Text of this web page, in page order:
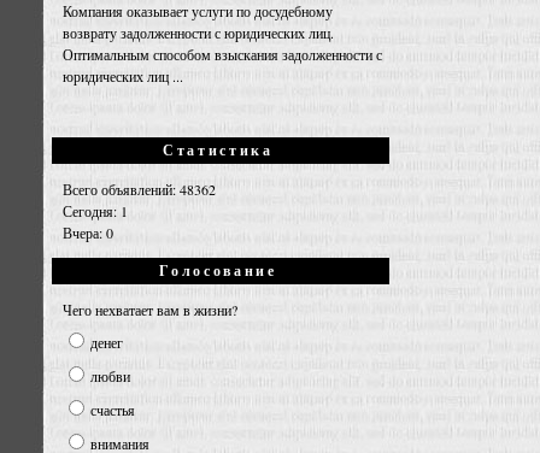
Компания оказывает услуги по досудебному
возврату задолженности с юридических лиц.
Оптимальным способом взыскания задолженности с
юридических лиц ...
Статистика
Всего объявлений: 48362
Сегодня: 1
Вчера: 0
Голосование
Чего нехватает вам в жизни?
денег
любви
счастья
внимания